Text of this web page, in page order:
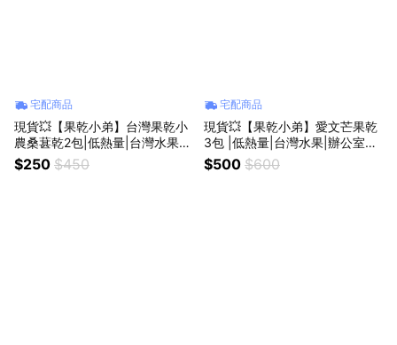
宅配商品
現貨💥【果乾小弟】台灣果乾小
農桑葚乾2包|低熱量|台灣水果|
台灣名產|花青素|辦公室零食|畢
業禮物|伴手禮|送禮推薦|生日禮
$250 $450
宅配商品
現貨💥【果乾小弟】愛文芒果乾
3包 |低熱量|台灣水果|辦公室零
食|畢業禮物|伴手禮|送禮推薦|5
20禮物｜生日禮物｜為你打氣
$500 $600